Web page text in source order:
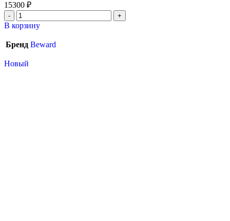
15300 ₽
В корзину
Бренд Beward
Новый